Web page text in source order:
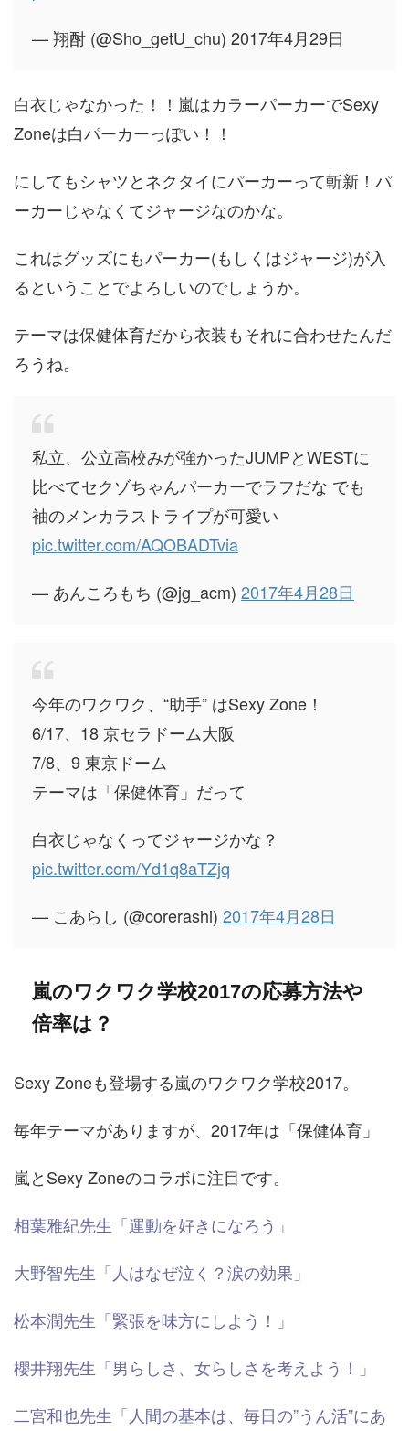
— 翔酎 (@Sho_getU_chu) 2017年4月29日
白衣じゃなかった！！嵐はカラーパーカーでSexy
Zoneは白パーカーっぽい！！
にしてもシャツとネクタイにパーカーって斬新！パ
ーカーじゃなくてジャージなのかな。
これはグッズにもパーカー(もしくはジャージ)が入
るということでよろしいのでしょうか。
テーマは保健体育だから衣装もそれに合わせたんだ
ろうね。
私立、公立高校みが強かったJUMPとWESTに
比べてセクゾちゃんパーカーでラフだな でも
袖のメンカラストライプが可愛い
pic.twitter.com/AQOBADTvia
— あんころもち (@jg_acm) 2017年4月28日
今年のワクワク、“助手” はSexy Zone！
6/17、18 京セラドーム大阪
7/8、9 東京ドーム
テーマは「保健体育」だって
白衣じゃなくってジャージかな？
pic.twitter.com/Yd1q8aTZjq
— こあらし (@corerashi) 2017年4月28日
嵐のワクワク学校2017の応募方法や
倍率は？
Sexy Zoneも登場する嵐のワクワク学校2017。
毎年テーマがありますが、2017年は「保健体育」
嵐とSexy Zoneのコラボに注目です。
相葉雅紀先生「運動を好きになろう」
大野智先生「人はなぜ泣く？涙の効果」
松本潤先生「緊張を味方にしよう！」
櫻井翔先生「男らしさ、女らしさを考えよう！」
二宮和也先生「人間の基本は、毎日の”うん活”にあ